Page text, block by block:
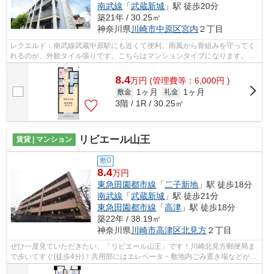
南武線 「武蔵新城 」駅 徒歩20分
築21年 / 30.25㎡
神奈川県 川崎市中原区宮内 ２丁目
レクエルド：南武線武蔵中原駅にも近くて便利。雨風から骨組みを守ってく
れるのが、外観タイル張りです。こちらはマンションタイプになります。お
使いいただける駅は2駅あり、行き先に...
8.4万円 (管理費等：6,000円 )
敷金 1ヶ月 礼金
1ヶ月
3階 / 1R / 30.25㎡
賃貸 | マンション リビエール山王
敷0
8.4万円
東急田園都市線 「二子新地 」駅 徒歩18分
南武線 「武蔵新城 」駅 徒歩21分
東急田園都市線 「高津 」駅 徒歩18分
築22年 / 38.19㎡
神奈川県川崎市高津区北見方２丁目
ぜひ一度見ていただきたい、「リビエール山王」です！川崎北見方郵便局ま
で歩いてすぐ(徒歩4分)！共用部にはエレベータ・敷地内ごみ置き場などが揃
っております！物件の近くに駅が2つ...